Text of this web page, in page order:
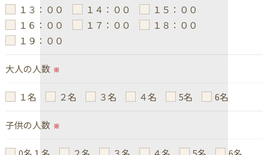
個人情報の開示･訂正･削除・利用停止の具体的手続きにつ
きましては、お電話でお問合せ下さい。
１３：００
１４：００
１５：００
１６：００
１７：００
１８：００
１９：００
大人の人数 ※
１名 ２名 ３名 ４名 5名 6名
子供の人数 ※